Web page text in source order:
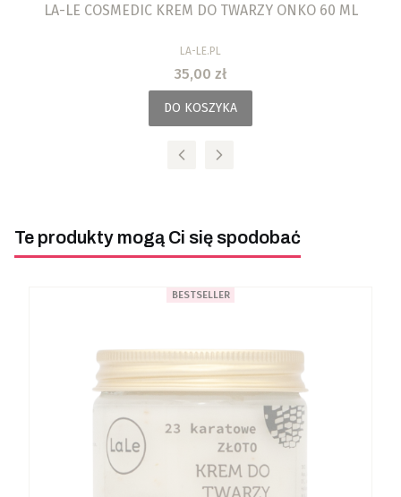
LA-LE COSMEDIC KREM DO TWARZY ONKO 60 ML
PRODUCENT
LA-LE.PL
Cena
35,00 zł
DO KOSZYKA
Te produkty mogą Ci się spodobać
BESTSELLER